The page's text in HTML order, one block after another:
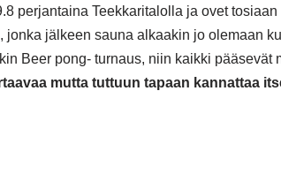
perjantaina Teekkaritalolla ja ovet
jonka jälkeen sauna alkaakin jo olemaan
Beer pong- turnaus, niin kaikki pääsevät
mutta tuttuun tapaan kannattaa